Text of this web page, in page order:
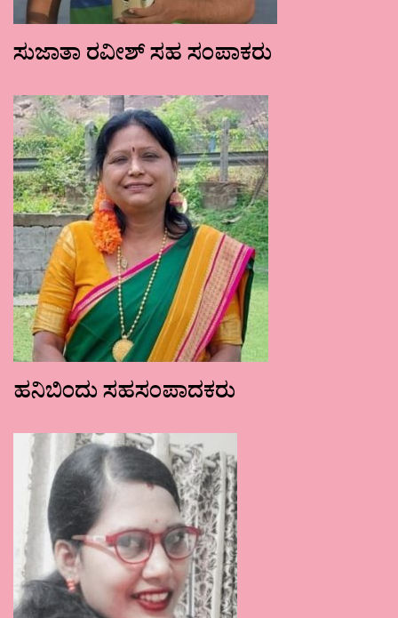
ಸುಜಾತಾ ರವೀಶ್ ಸಹ ಸಂಪಾಕರು
ಹನಿಬಿಂದು ಸಹಸಂಪಾದಕರು